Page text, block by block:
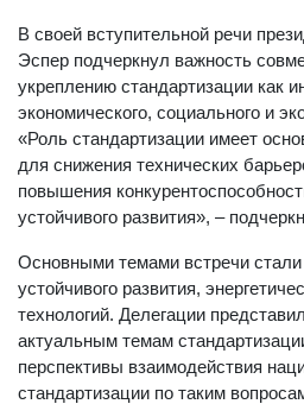
В своей вступительной речи
Эспер подчеркнул важность
укреплению стандартизации как
экономического, социального и
«Роль стандартизации имеет
для снижения технических
повышения
устойчивого развития», –
Основными темами встречи стали
устойчивого развития,
технологий. Делегации
актуальным темам
перспективы взаимодействия
стандартизации по таким